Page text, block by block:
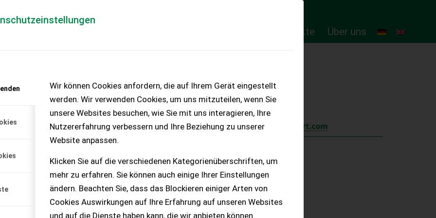
Wir können Cookies anfordern, die auf Ihrem Gerät eingestellt
werden. Wir verwenden Cookies, um uns mitzuteilen, wenn Sie
unsere Websites besuchen, wie Sie mit uns interagieren, Ihre
Nutzererfahrung verbessern und Ihre Beziehung zu unserer
Website anpassen.
Klicken Sie auf die verschiedenen Kategorienüberschriften, um
mehr zu erfahren. Sie können auch einige Ihrer Einstellungen
ändern. Beachten Sie, dass das Blockieren einiger Arten von
Cookies Auswirkungen auf Ihre Erfahrung auf unseren Websites
und auf die Dienste haben kann, die wir anbieten können.
Online-Produkte Über uns
Bakus
Rabatt. Listenpreis €
6 km/h, 75 kWh-
20 % (je nach
vollautonomes
und umweltfreundlich,
Reduktion von
Weinbaubetriebe,
Gassenmulcher,
Ladestation. Preis